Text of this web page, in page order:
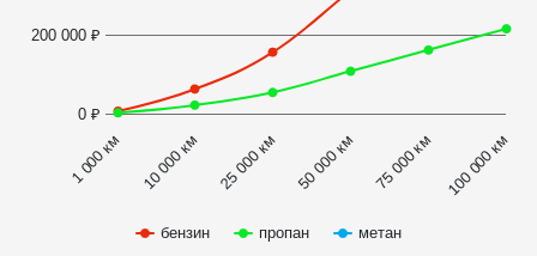
бензин пропан метан
1 000 км 10 000 км 25 000 км 50 000 км 75 000 км 100 000 км
0 ₽
200 000 ₽